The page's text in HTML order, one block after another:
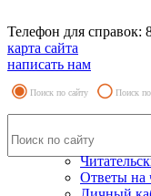
Телефон для справок:
карта сайта
написать нам
Поиск по сайту Поиск по
Ответы на